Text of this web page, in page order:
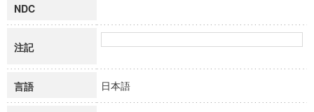
NDC
注記
言語 日本語